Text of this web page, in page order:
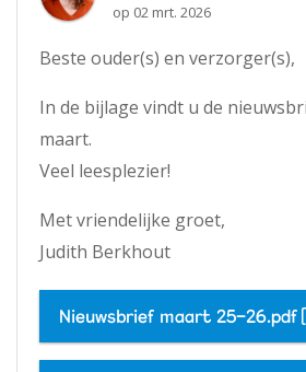
op 02 mrt. 2026
Beste ouder(s) en verzorger(s),
In de bijlage vindt u de
maart.
Veel leesplezier!
Met vriendelijke groet,
Judith Berkhout
Nieuwsbrief maart 25-26.pdf